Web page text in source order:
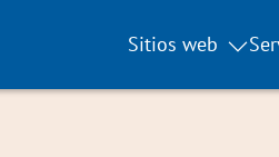
Sitios web